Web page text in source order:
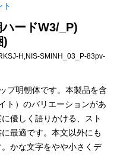
勘亭流
デザイン毛筆
ト
ードW3/_P)
)
H,NIS-SMINH_03_P-83pv-
プ明朝体です。本製品を含
ト）のバリエーションがあ
優しく語りかける、スト
最適です。本文以外にも
かな文字をやや小さくデ